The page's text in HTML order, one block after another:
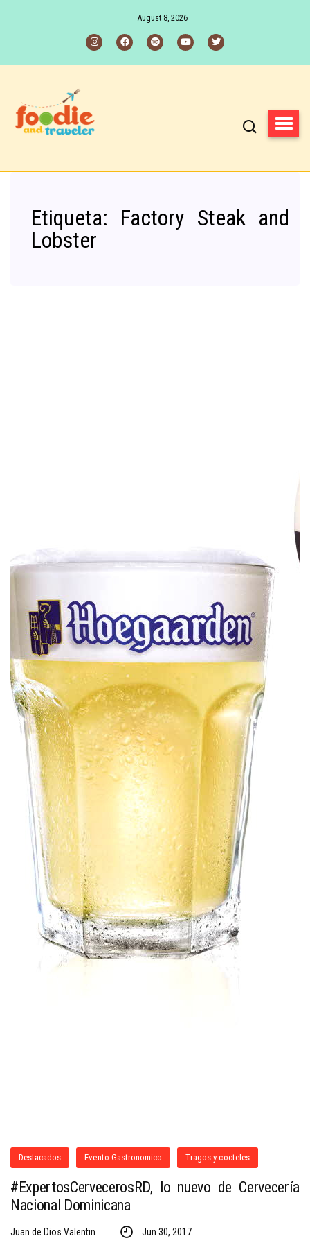
August 8, 2026
Etiqueta: Factory Steak and
Lobster
Destacados Evento Gastronomico Tragos y cocteles
#ExpertosCervecerosRD, lo nuevo de Cervecería
Nacional Dominicana
Juan de Dios Valentin Jun 30, 2017